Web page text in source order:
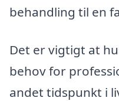
behandling til en
Det er vigtigt at
behov for
andet tidspunkt i